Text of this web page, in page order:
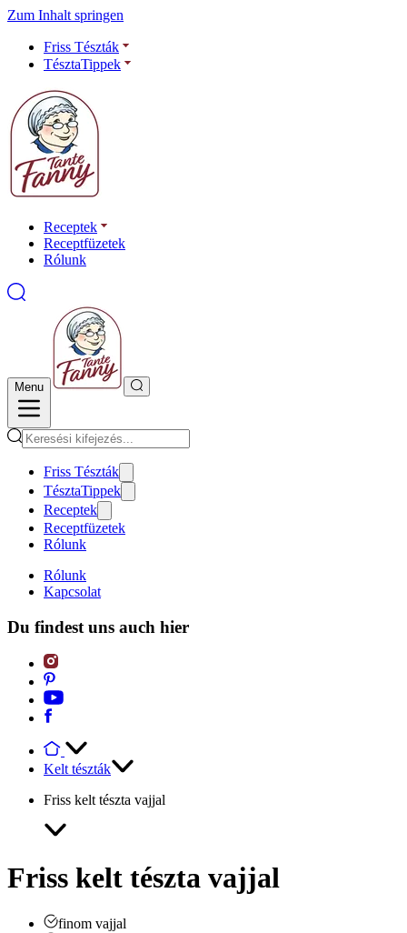
Zum Inhalt springen
Friss Tészták
TésztaTippek
Receptek
Receptfüzetek
Rólunk
Menu
Friss Tészták
TésztaTippek
Receptek
Receptfüzetek
Rólunk
Rólunk
Kapcsolat
Du findest uns auch hier
Kelt tészták
Friss kelt tészta vajjal
Friss kelt tészta vajjal
finom vajjal